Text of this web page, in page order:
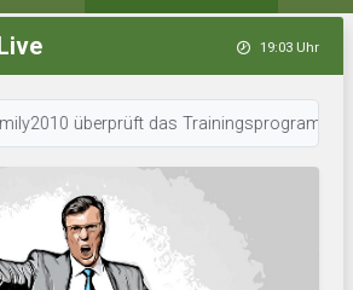
19:03 Uhr
überprüft das Trainingsprogramm. •